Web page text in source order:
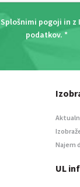
Splošnimi pogoji in z
podatkov. *
Najem
UL